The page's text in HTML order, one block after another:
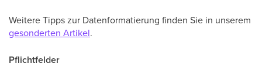
Weitere Tipps zur Datenformatierung finden Sie in unserem
gesonderten Artikel.
Pflichtfelder